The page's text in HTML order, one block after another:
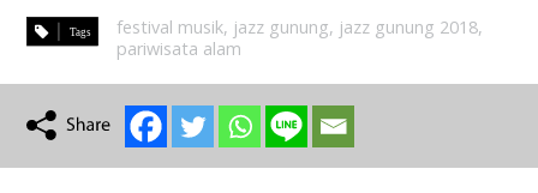
festival musik, jazz gunung, jazz gunung 2018,
pariwisata alam